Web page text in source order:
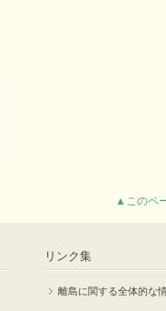
▲このペ
リンク集
離島に関する全体的な